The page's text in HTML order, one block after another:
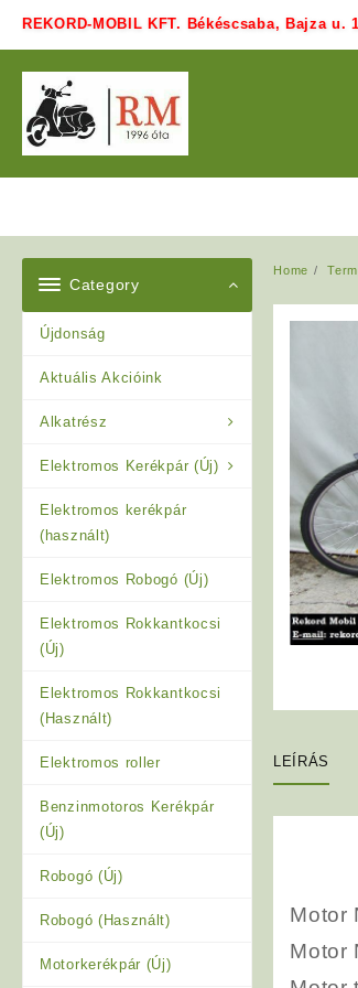
REKORD-MOBIL KFT. Békéscsaba, Bajza u.
Category
Újdonság
Aktuális Akcióink
Alkatrész
Elektromos Kerékpár (Új)
Elektromos kerékpár
(használt)
Elektromos Robogó (Új)
Elektromos Rokkantkocsi
(Új)
Elektromos Rokkantkocsi
(Használt)
Elektromos roller
Benzinmotoros Kerékpár
(Új)
Robogó (Új)
Robogó (Használt)
Motorkerékpár (Új)
Home
LEÍRÁS
Motor
Motor